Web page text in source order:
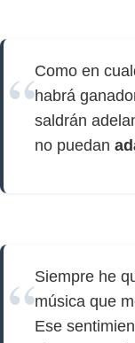
Como en
habrá
saldrán
no puedan
Siempre he
música que
Ese